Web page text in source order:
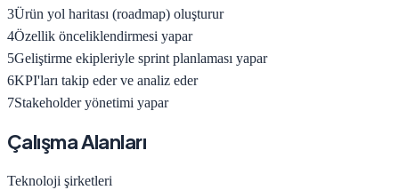
3Ürün yol haritası (roadmap) oluşturur
4Özellik önceliklendirmesi yapar
5Geliştirme ekipleriyle sprint planlaması yapar
6KPI'ları takip eder ve analiz eder
7Stakeholder yönetimi yapar
Çalışma Alanları
Teknoloji şirketleri